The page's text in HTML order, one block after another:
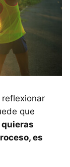
que
quieras
es